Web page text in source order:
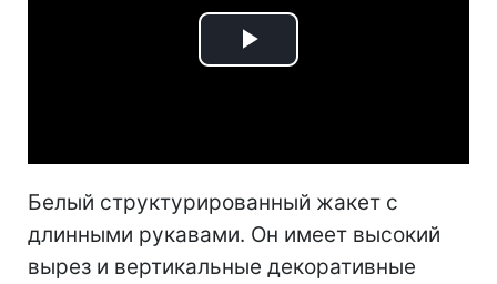
Play
Белый структурированный жакет с
длинными рукавами. Он имеет высокий
вырез и вертикальные декоративные